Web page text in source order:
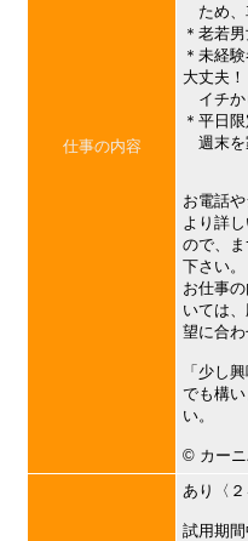
仕事の内容
ため、
＊老若
＊未経
大丈夫！
イチか
＊平日
週末を
お電話
より詳
ので、
下さい。
お仕事
いては
望に合わ
「少し
でも構
い。
©︎ カーニ
あり〈２
試用期